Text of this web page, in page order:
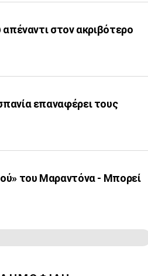
στον ακριβότερο
επαναφέρει τους
του Μαραντόνα - Μπορεί